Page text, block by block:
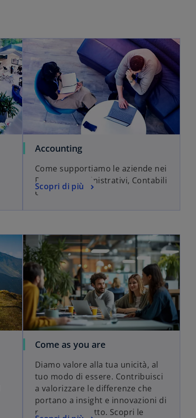
o
i
d
e
o
y
V
i
e
o
Accounting
Come supportiamo le aziende nei
Processi Amministrativi, Contabili
e Fiscali
Scopri di più
Come as you are
Diamo valore alla tua unicità, al
tuo modo di essere. Contribuisci
a valorizzare le differenze che
portano a insight e innovazioni di
maggiore impatto. Scopri le